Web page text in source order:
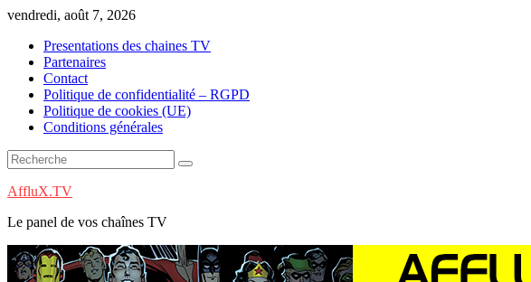
Skip
content
vendredi, août 7, 2026
Presentations des chaines TV
Partenaires
Contact
Politique de confidentialité – RGPD
Politique de cookies (UE)
Conditions générales
AffluX.TV
Le panel de vos chaînes TV